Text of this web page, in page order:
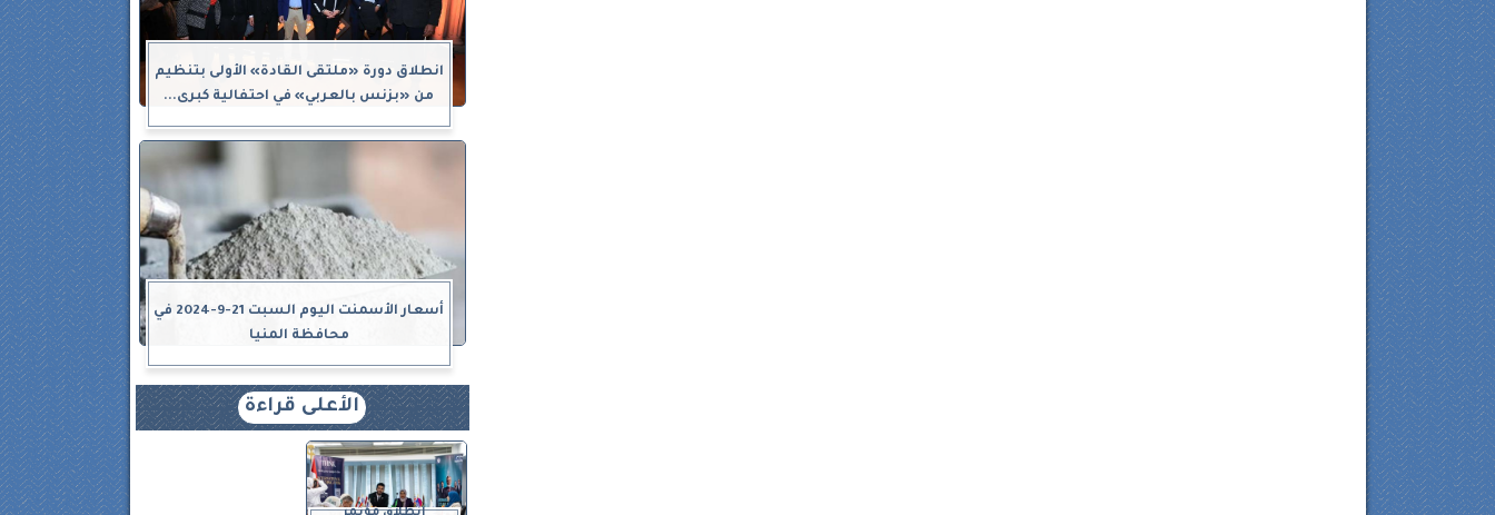
انطلاق دورة «ملتقى القادة» الأولى بتنظيم
من «بزنس بالعربي» في احتفالية كبرى...
أسعار الأسمنت اليوم السبت 21-9-2024 في
محافظة المنيا
الأعلى قراءة
انطلاق مؤتمر